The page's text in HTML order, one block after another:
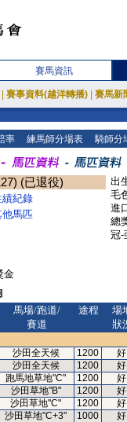
賽馬資訊
賽事資料(越洋轉播) 賽馬新
率 練馬師分場表 騎師分
(已退役)
績紀錄
他馬匹
出
毛
進
總
冠-
金
馬場/跑道/
賽道
途程
場
狀
沙田全天候 1200 好
沙田全天候 1200 好
跑馬地草地"C" 1200 好
沙田草地"B" 1200 好
沙田草地"C" 1200 好
沙田草地"C+3" 1000 好